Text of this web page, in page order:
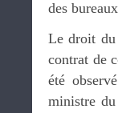
des
Le droit du
contrat de
été
ministre